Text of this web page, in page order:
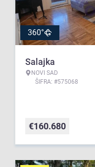
360°
Salajka
NOVI SAD
ŠIFRA: #575068
€160.680